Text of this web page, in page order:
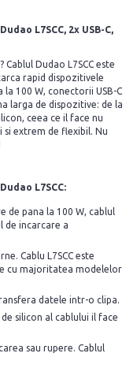
L7SCC, 2x USB-C,
Cablul Dudao L7SCC este
rapid dispozitivele
100 W, conectorii USB-C
larga de dispozitive: de la
ceea ce il face nu
extrem de flexibil. Nu
L7SCC:
de pana la 100 W, cablul
de incarcare a
Cablu L7SCC este
cu majoritatea modelelor
datele intr-o clipa.
silicon al cablului il face
sau rupere. Cablul